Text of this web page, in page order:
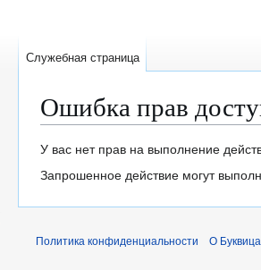
Ошибка прав
Перейти
к
Перейти
к
У вас нет прав на выполнение
Запрошенное действие могут
Служебная страница
Политика конфиденциальности О Буквица